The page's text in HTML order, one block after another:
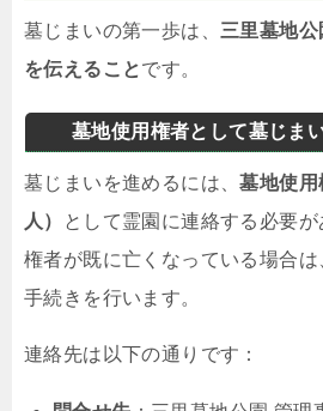
墓じまいの第一歩は、 三里墓地
を伝えることです。
墓地使用権者として墓じま
墓じまいを進めるには、墓地使用
人）
として霊園に連絡する必要
権者が既に亡くなっている場合
手続きを行います。
連絡先は以下の通りです：